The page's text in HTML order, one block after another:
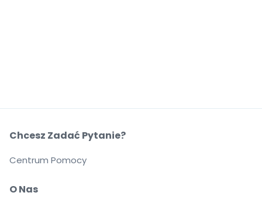
O Nas
Chcesz Zadać Pytanie?
Centrum Pomocy